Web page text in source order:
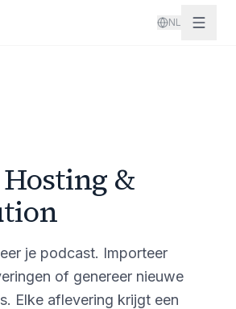
NL
&
je podcast. Importeer
of genereer nieuwe
Elke aflevering krijgt een